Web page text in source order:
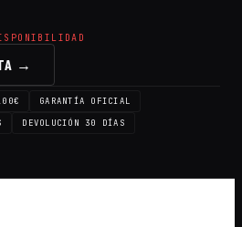
→
GARANTÍA OFICIAL
DEVOLUCIÓN 30 DÍAS